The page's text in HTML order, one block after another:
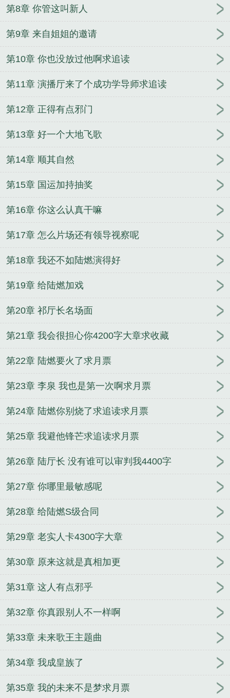
txt
这个明星正得发邪在线阅读
这个明星正得发邪最
警长
柯南世界的间谍日常
末法
城
一人之下，你的逆生通天了？
明末：我崇祯摆烂
不正常！ 食恐 从大金刚神力开始纵横诸天
电子哪
吒
人在高武，言出法随
美漫：家父超人，我只是
NPC？
蓝卡星空 瘤剑仙
她被
赶出侯府后
天灾巨龙，从培养骑士家族开始
第8章 你管这叫新人
第9章 来自姐姐的邀请
第10章 你也没放过他啊求追读
第11章 演播厅来了个成功学导师求追读
第12章 正得有点邪门
第13章 好一个大地飞歌
第14章 顺其自然
第15章 国运加持抽奖
第16章 你这么认真干嘛
第17章 怎么片场还有领导视察呢
第18章 我还不如陆燃演得好
第19章 给陆燃加戏
第20章 祁厅长名场面
第21章 我会很担心你4200字大章求收藏
第22章 陆燃要火了求月票
第23章 李泉 我也是第一次啊求月票
第24章 陆燃你别烧了求追读求月票
第25章 我避他锋芒求追读求月票
第26章 陆厅长 没有谁可以审判我4400字
第27章 你哪里最敏感呢
第28章 给陆燃S级合同
第29章 老实人卡4300字大章
第30章 原来这就是真相加更
第31章 这人有点邪乎
第32章 你真跟别人不一样啊
第33章 未来歌王主题曲
第34章 我成皇族了
第35章 我的未来不是梦求月票